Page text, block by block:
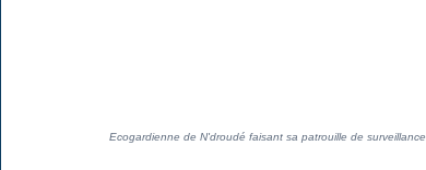
Ecogardienne de N'droudé faisant sa patrouille de surveillance.